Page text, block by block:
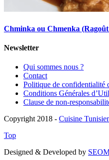
Chminka ou Chmenka
Newsletter
Qui sommes nous ?
Contact
Politique de confidentialité
Conditions Générales
Clause de non-
Copyright 2018 - Cuisine
Top
Designed & Developed by